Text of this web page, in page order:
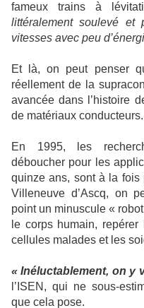
fameux trains à
littéralement soulevé et
vitesses avec peu
Et là, on peut penser
réellement de la
avancée dans l’histoire
de matériaux conducteurs.
En 1995, les
déboucher pour les
quinze ans, sont à la fois
Villeneuve d’Ascq, on
point un minuscule «
le corps humain,
cellules malades et les
« Inéluctablement, on y
l’ISEN, qui ne sous-
que cela pose.